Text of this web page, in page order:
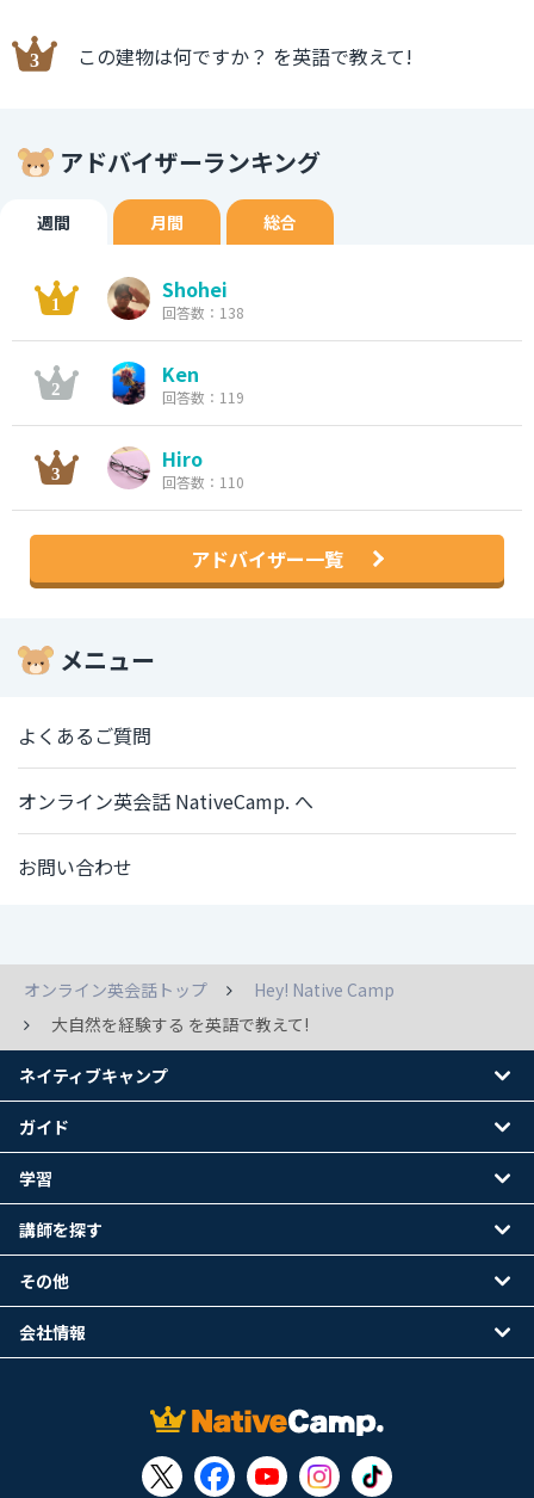
この建物は何ですか？ を英語で教えて!
アドバイザーランキング
週間 月間 総合
Shohei
回答数：138
Ken
回答数：119
Hiro
回答数：110
アドバイザー一覧
メニュー
よくあるご質問
オンライン英会話 NativeCamp. へ
お問い合わせ
オンライン英会話トップ
Hey! Native Camp
大自然を経験する を英語で教えて!
ネイティブキャンプ
ガイド
学習
講師を探す
その他
会社情報